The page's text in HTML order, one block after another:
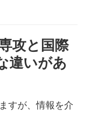
攻と国際
違いがあ
すが、情報を介